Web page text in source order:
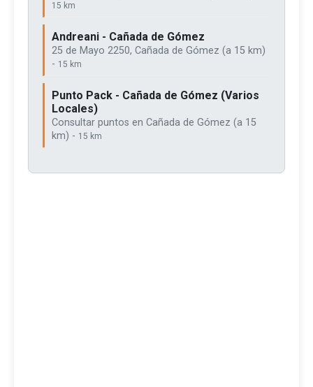
15 km
Andreani - Cañada de Gómez
25 de Mayo 2250, Cañada de Gómez (a 15 km)
- 15 km
Punto Pack - Cañada de Gómez (Varios
Locales)
Consultar puntos en Cañada de Gómez (a 15
km) - 15 km